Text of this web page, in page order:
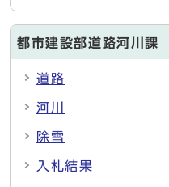
都市建設部道路河川課
道路
河川
除雪
入札結果